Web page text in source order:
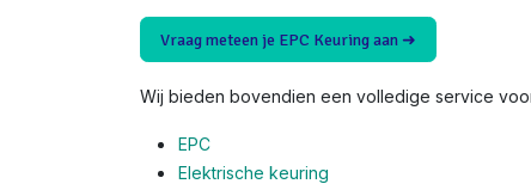
Vraag meteen je EPC Keuring aan ➜
Wij bieden bovendien een volledige service
EPC
Elektrische keuring